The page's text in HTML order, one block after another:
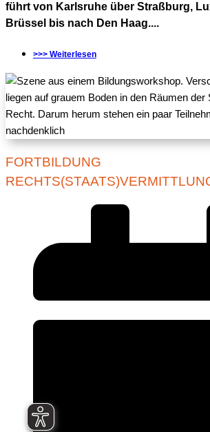
führt von Karlsruhe über Straßburg,
Brüssel bis nach Den Haag....
>>> Weiterlesen
FORTBILDUNG